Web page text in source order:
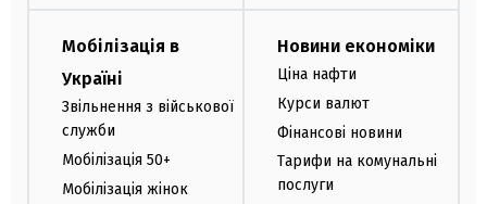
Мобілізація в
Україні
Звільнення з військової
служби
Мобілізація 50+
Мобілізація жінок
Новини економіки
Ціна нафти
Курси валют
Фінансові новини
Тарифи на комунальні
послуги